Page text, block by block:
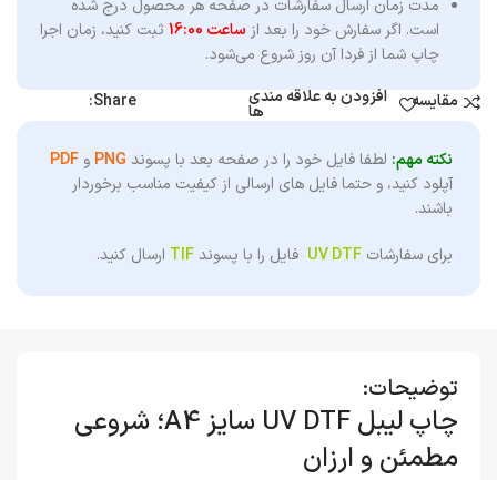
مدت زمان ارسال سفارشات در صفحه هر محصول درج شده
است. اگر سفارش خود را بعد از ساعت 16:00
ثبت کنید، زمان اجرا
چاپ شما از فردا آن روز شروع می‌شود.
مقایسه افزودن به علاقه مندی
ها Share:
نکته مهم: لطفا فایل خود را در صفحه بعد با پسوند PNG وPDF
آپلود کنید، و حتما فایل های ارسالی از کیفیت مناسب برخوردار
باشند.
برای سفارشاتUV DTF فایل را با پسوندTIF ارسال کنید.
توضیحات:
چاپ لیبل UV DTF سایز A4؛ شروعی
مطمئن و ارزان